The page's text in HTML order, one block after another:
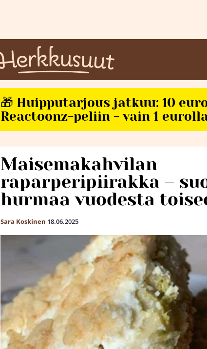
🎁 Huipputarjous jatkuu: 10
Reactoonz-peliin - vain 1
Maisemakahvilan
raparperipiirakka –
hurmaa vuodesta
Sara Koskinen 18.06.2025